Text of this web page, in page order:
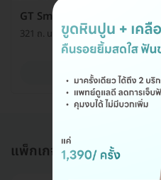
GT Smile Dental Clinic (คลิ
321 ถ. นาคนิวาส แขวงลาดพร้าว เขต
แพ็กเกจอื่นใน ขูดหินปูน